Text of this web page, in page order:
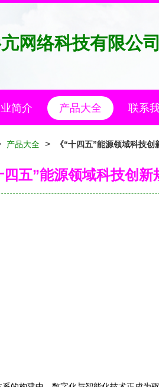
网络科技有限公司
简介 产品大全 联系
产品大全 > 《“十四五”能源领域科技
四五”能源领域科技创